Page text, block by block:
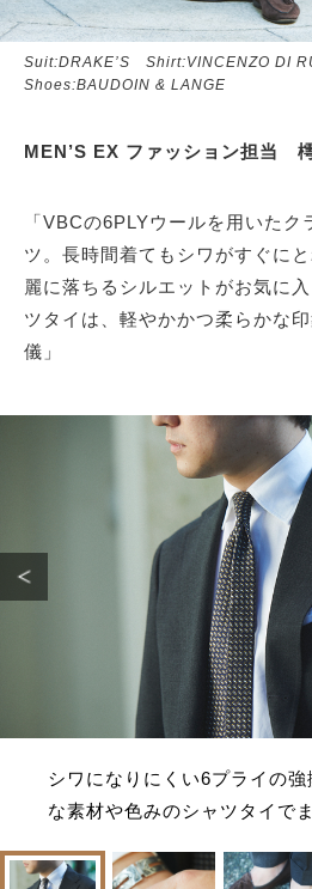
Suit:DRAKE’S Shirt:VINCENZO DI
Shoes:BAUDOIN & LANGE
MEN’S EX ファッション担当
「VBCの6PLYウールを用いた
ツ。長時間着てもシワがすぐに
麗に落ちるシルエットがお気に
ツタイは、軽やかかつ柔らかな
儀」
シワになりにくい6プライの
な素材や色みのシャツタイで